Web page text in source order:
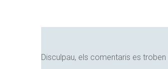
Disculpau, els comentaris es